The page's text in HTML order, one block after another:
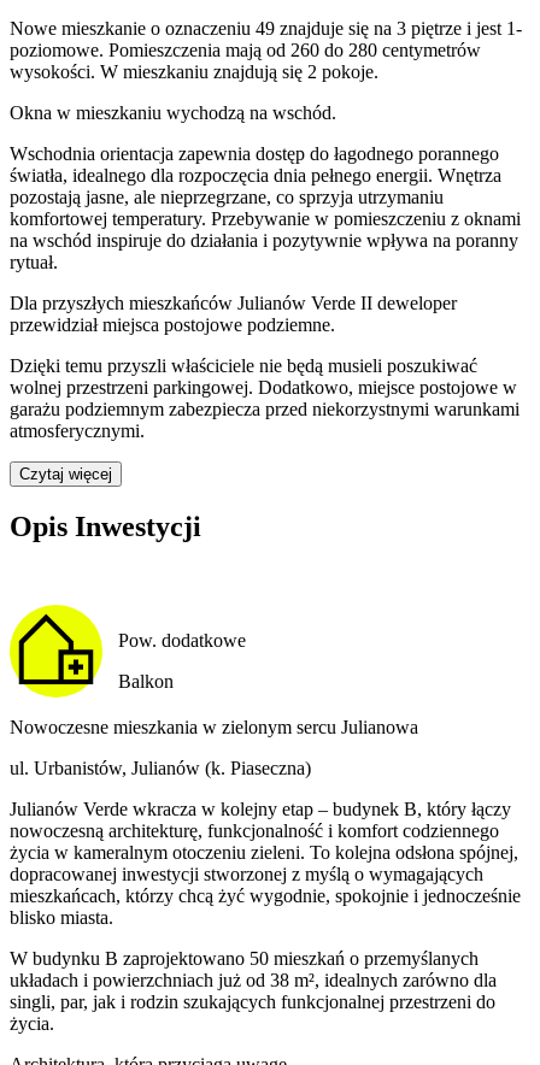
Nowe mieszkanie o oznaczeniu 49 znajduje się na 3 piętrze i jest 1-
poziomowe. Pomieszczenia mają od 260 do 280 centymetrów
wysokości. W mieszkaniu znajdują się 2 pokoje.
Okna w mieszkaniu wychodzą na wschód.
Wschodnia orientacja zapewnia dostęp do łagodnego porannego
światła, idealnego dla rozpoczęcia dnia pełnego energii. Wnętrza
pozostają jasne, ale nieprzegrzane, co sprzyja utrzymaniu
komfortowej temperatury. Przebywanie w pomieszczeniu z oknami
na wschód inspiruje do działania i pozytywnie wpływa na poranny
rytuał.
Dla przyszłych mieszkańców Julianów Verde II deweloper
przewidziałmiejsca postojowe podziemne.
Dzięki temu przyszli właściciele nie będą musieli poszukiwać
wolnej przestrzeni parkingowej. Dodatkowo, miejsce postojowe w
garażu podziemnym zabezpiecza przed niekorzystnymi warunkami
atmosferycznymi.
Czytaj więcej
Opis Inwestycji
Pow. dodatkowe
Balkon
Nowoczesne mieszkania w zielonym sercu Julianowa
ul. Urbanistów, Julianów (k. Piaseczna)
Julianów Verde wkracza w kolejny etap – budynek B, który łączy
nowoczesną architekturę, funkcjonalność i komfort codziennego
życia w kameralnym otoczeniu zieleni. To kolejna odsłona spójnej,
dopracowanej inwestycji stworzonej z myślą o wymagających
mieszkańcach, którzy chcą żyć wygodnie, spokojnie i jednocześnie
blisko miasta.
W budynku B zaprojektowano 50 mieszkań o przemyślanych
układach i powierzchniach już od 38 m², idealnych zarówno dla
singli, par, jak i rodzin szukających funkcjonalnej przestrzeni do
życia.